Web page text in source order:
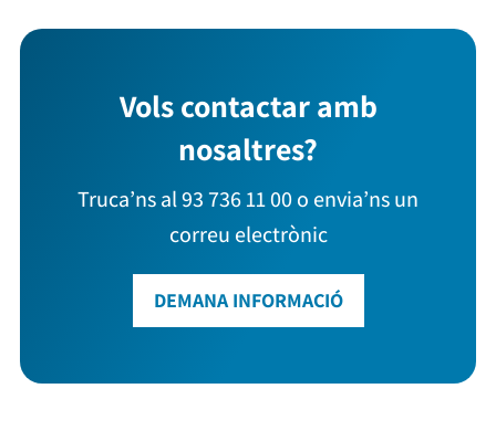
Vols contactar amb
nosaltres?
Truca’ns al 93 736 11 00 o envia’ns un
correu electrònic
DEMANA INFORMACIÓ